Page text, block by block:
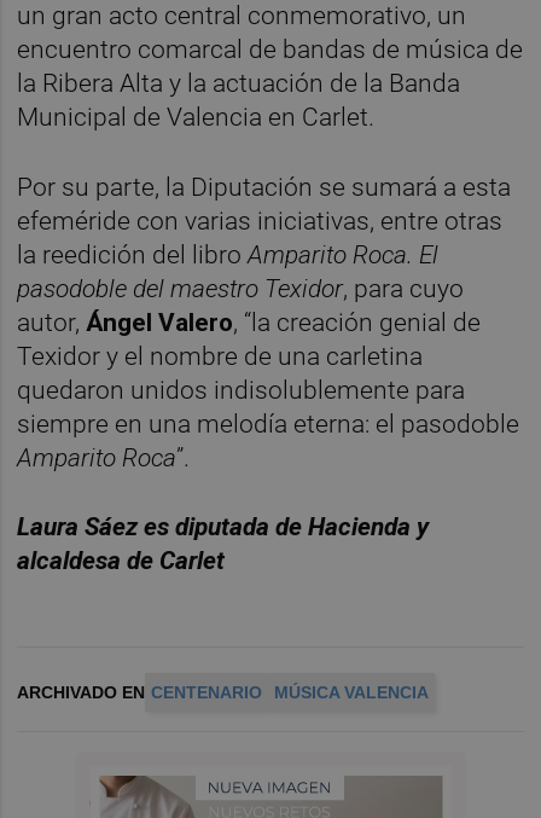
un gran acto central conmemorativo, un
encuentro comarcal de bandas de música de
la Ribera Alta y la actuación de la Banda
Municipal de Valencia en Carlet.
Por su parte, la Diputación se sumará a esta
efeméride con varias iniciativas, entre otras
la reedición del libroAmparito Roca. El
pasodoble del maestro Texidor, para cuyo
autor, Ángel Valero, “la creación genial de
Texidor y el nombre de una carletina
quedaron unidos indisolublemente para
siempre en una melodía eterna: el pasodoble
Amparito Roca”.
Laura Sáez es diputada de Hacienda y
alcaldesa de Carlet
ARCHIVADO EN CENTENARIO MÚSICA VALENCIA